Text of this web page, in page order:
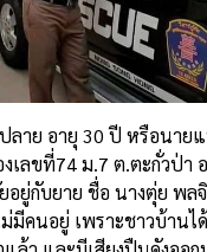
าย อายุ 30 ปี หรือนาย
เลขที่74 ม.7 ต.ตะกั่วป่า
อยู่กับยาย ชื่อ นางตุ่ย พล
คนอยู่ เพราะชาวบ้านไ